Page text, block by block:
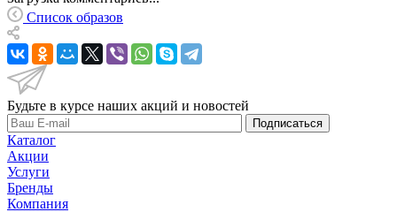
Список образов
Будьте в курсе наших акций и новостей
Подписаться
Каталог
Акции
Услуги
Бренды
Компания